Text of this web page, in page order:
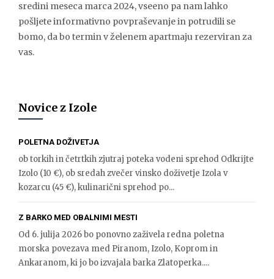
sredini meseca marca 2024, vseeno pa nam lahko
pošljete informativno povpraševanje in potrudili se
bomo, da bo termin v želenem apartmaju rezerviran za
vas.
Novice z Izole
POLETNA DOŽIVETJA
ob torkih in četrtkih zjutraj poteka vodeni sprehod Odkrijte
Izolo (10 €), ob sredah zvečer vinsko doživetje Izola v
kozarcu (45 €), kulinarični sprehod po...
Z BARKO MED OBALNIMI MESTI
Od 6. julija 2026 bo ponovno zaživela redna poletna
morska povezava med Piranom, Izolo, Koprom in
Ankaranom, ki jo bo izvajala barka Zlatoperka....